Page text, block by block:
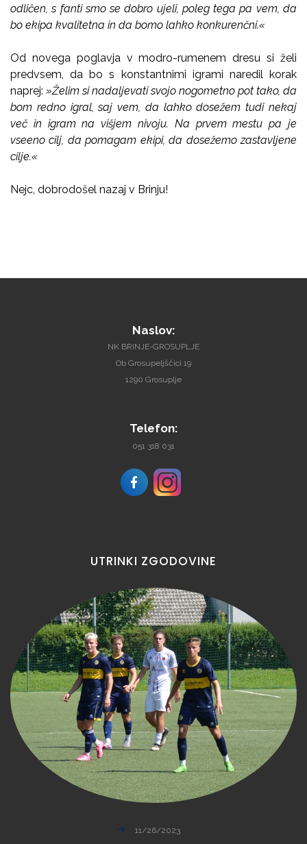
odličen, s fanti smo se dobro ujeli, poleg tega pa vem, da
bo ekipa kvalitetna in da bomo lahko konkurenčni.«
Od novega poglavja v modro-rumenem dresu si želi
predvsem, da bo s konstantnimi igrami naredil korak
naprej: »Želim si nadaljevati svojo nogometno pot tako, da
bom redno igral, saj vem, da lahko dosežem tudi nekaj
več in igram na višjem nivoju. Na prvem mestu pa je
vseeno cilj, da pomagam ekipi, da dosežemo zastavljene
cilje.«
Nejc, dobrodošel nazaj v Brinju!
Naslov:
NK BRINJE-GROSUPLJE
Ob Grosupeljščici 19
1290 Grosuplje
Telefon:
051 318 031
UTRINKI ZGODOVINE
11/26/2023